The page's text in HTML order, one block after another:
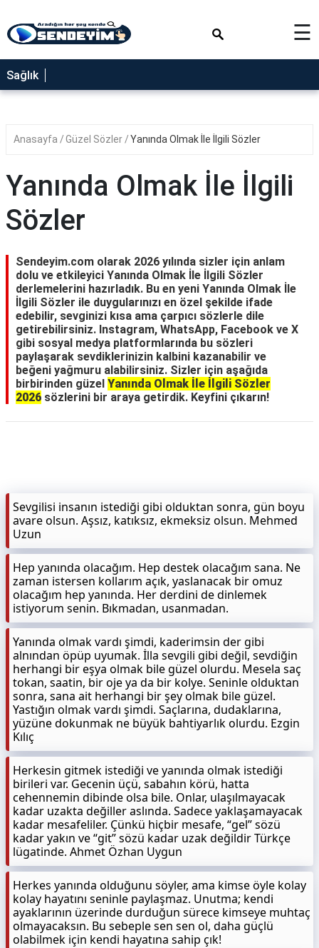
SAĞLIK
NEDİR
YEMEK
RÜYA
GEZİLECEK
BLOG
☰
Sağlık
Anasayfa Güzel Sözler Yanında Olmak İle İlgili Sözler
Yanında Olmak İle İlgili
Sözler
Sendeyim.com olarak 2026 yılında sizler için anlam
dolu ve etkileyici Yanında Olmak İle İlgili Sözler
derlemelerini hazırladık. Bu en yeni Yanında Olmak İle
İlgili Sözler ile duygularınızı en özel şekilde ifade
edebilir, sevginizi kısa ama çarpıcı sözlerle dile
getirebilirsiniz. Instagram, WhatsApp, Facebook ve X
gibi sosyal medya platformlarında bu sözleri
paylaşarak sevdiklerinizin kalbini kazanabilir ve
beğeni yağmuru alabilirsiniz. Sizler için aşağıda
birbirinden güzel Yanında Olmak İle İlgili Sözler
2026 sözlerini bir araya getirdik. Keyfini çıkarın!
Sevgilisi insanın istediği gibi olduktan sonra, gün boyu
avare olsun. Aşsız, katıksız, ekmeksiz olsun. Mehmed
Uzun
Hep yanında olacağım. Hep destek olacağım sana. Ne
zaman istersen kollarım açık, yaslanacak bir omuz
olacağım hep yanında. Her derdini de dinlemek
istiyorum senin. Bıkmadan, usanmadan.
Yanında olmak vardı şimdi, kaderimsin der gibi
alnından öpüp uyumak. İlla sevgili gibi değil, sevdiğin
herhangi bir eşya olmak bile güzel olurdu. Mesela saç
tokan, saatin, bir oje ya da bir kolye. Seninle olduktan
sonra, sana ait herhangi bir şey olmak bile güzel.
Yastığın olmak vardı şimdi. Saçlarına, dudaklarına,
yüzüne dokunmak ne büyük bahtiyarlık olurdu. Ezgin
Kılıç
Herkesin gitmek istediği ve yanında olmak istediği
birileri var. Gecenin üçü, sabahın körü, hatta
cehennemin dibinde olsa bile. Onlar, ulaşılmayacak
kadar uzakta değiller aslında. Sadece yaklaşamayacak
kadar mesafeliler. Çünkü hiçbir mesafe, “gel” sözü
kadar yakın ve “git” sözü kadar uzak değildir Türkçe
lügatinde. Ahmet Özhan Uygun
Herkes yanında olduğunu söyler, ama kimse öyle kolay
kolay hayatını seninle paylaşmaz. Unutma; kendi
ayaklarının üzerinde durduğun sürece kimseye muhtaç
olmayacaksın. Bu sebeple sen sen ol, daha güçlü
olabilmek için kendi hayatına sahip çık!